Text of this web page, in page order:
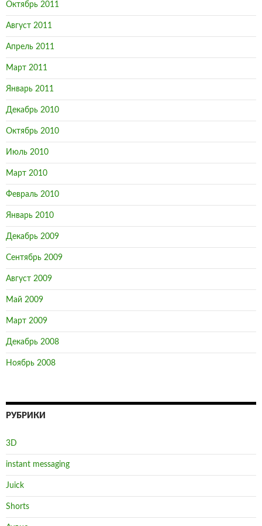
Октябрь 2011
Август 2011
Апрель 2011
Март 2011
Январь 2011
Декабрь 2010
Октябрь 2010
Июль 2010
Март 2010
Февраль 2010
Январь 2010
Декабрь 2009
Сентябрь 2009
Август 2009
Май 2009
Март 2009
Декабрь 2008
Ноябрь 2008
РУБРИКИ
3D
instant messaging
Juick
Shorts